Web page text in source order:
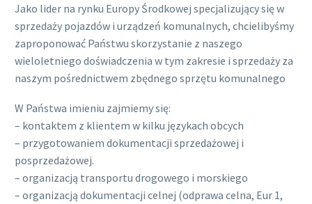
Jako lider na rynku Europy Środkowej specjalizujący się w
sprzedaży pojazdów i urządzeń komunalnych, chcielibyśmy
zaproponować Państwu skorzystanie z naszego
wieloletniego doświadczenia w tym zakresie i sprzedaży za
naszym pośrednictwem zbędnego sprzętu komunalnego
W Państwa imieniu zajmiemy się:
– kontaktem z klientem w kilku językach obcych
– przygotowaniem dokumentacji sprzedażowej i
posprzedażowej.
– organizacją transportu drogowego i morskiego
– organizacją dokumentacji celnej (odprawa celna, Eur 1,